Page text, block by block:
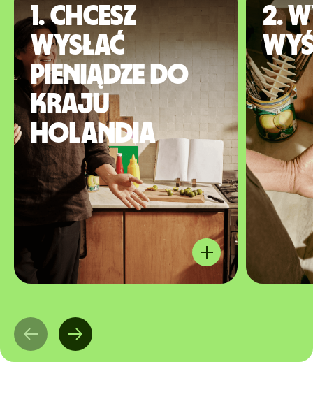
1. Chcesz
wysłać
pieniądze do
kraju
Holandia
2.